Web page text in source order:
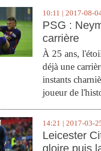
10:11 | 2017-08-
PSG :
carrière
À 25 ans,
déjà une
instants
joueur de
14:21 | 2017-03-
Leicester
gloire puis